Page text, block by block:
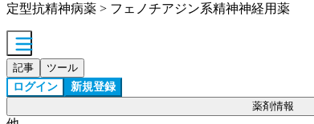
定型抗精神病薬 > フェノチアジン系精神神経用薬
記事 ツール
ログイン 新規登録
薬剤情報